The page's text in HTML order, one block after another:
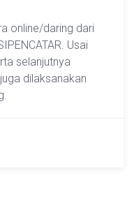
online/daring dari
Usai
selanjutnya
dilaksanakan